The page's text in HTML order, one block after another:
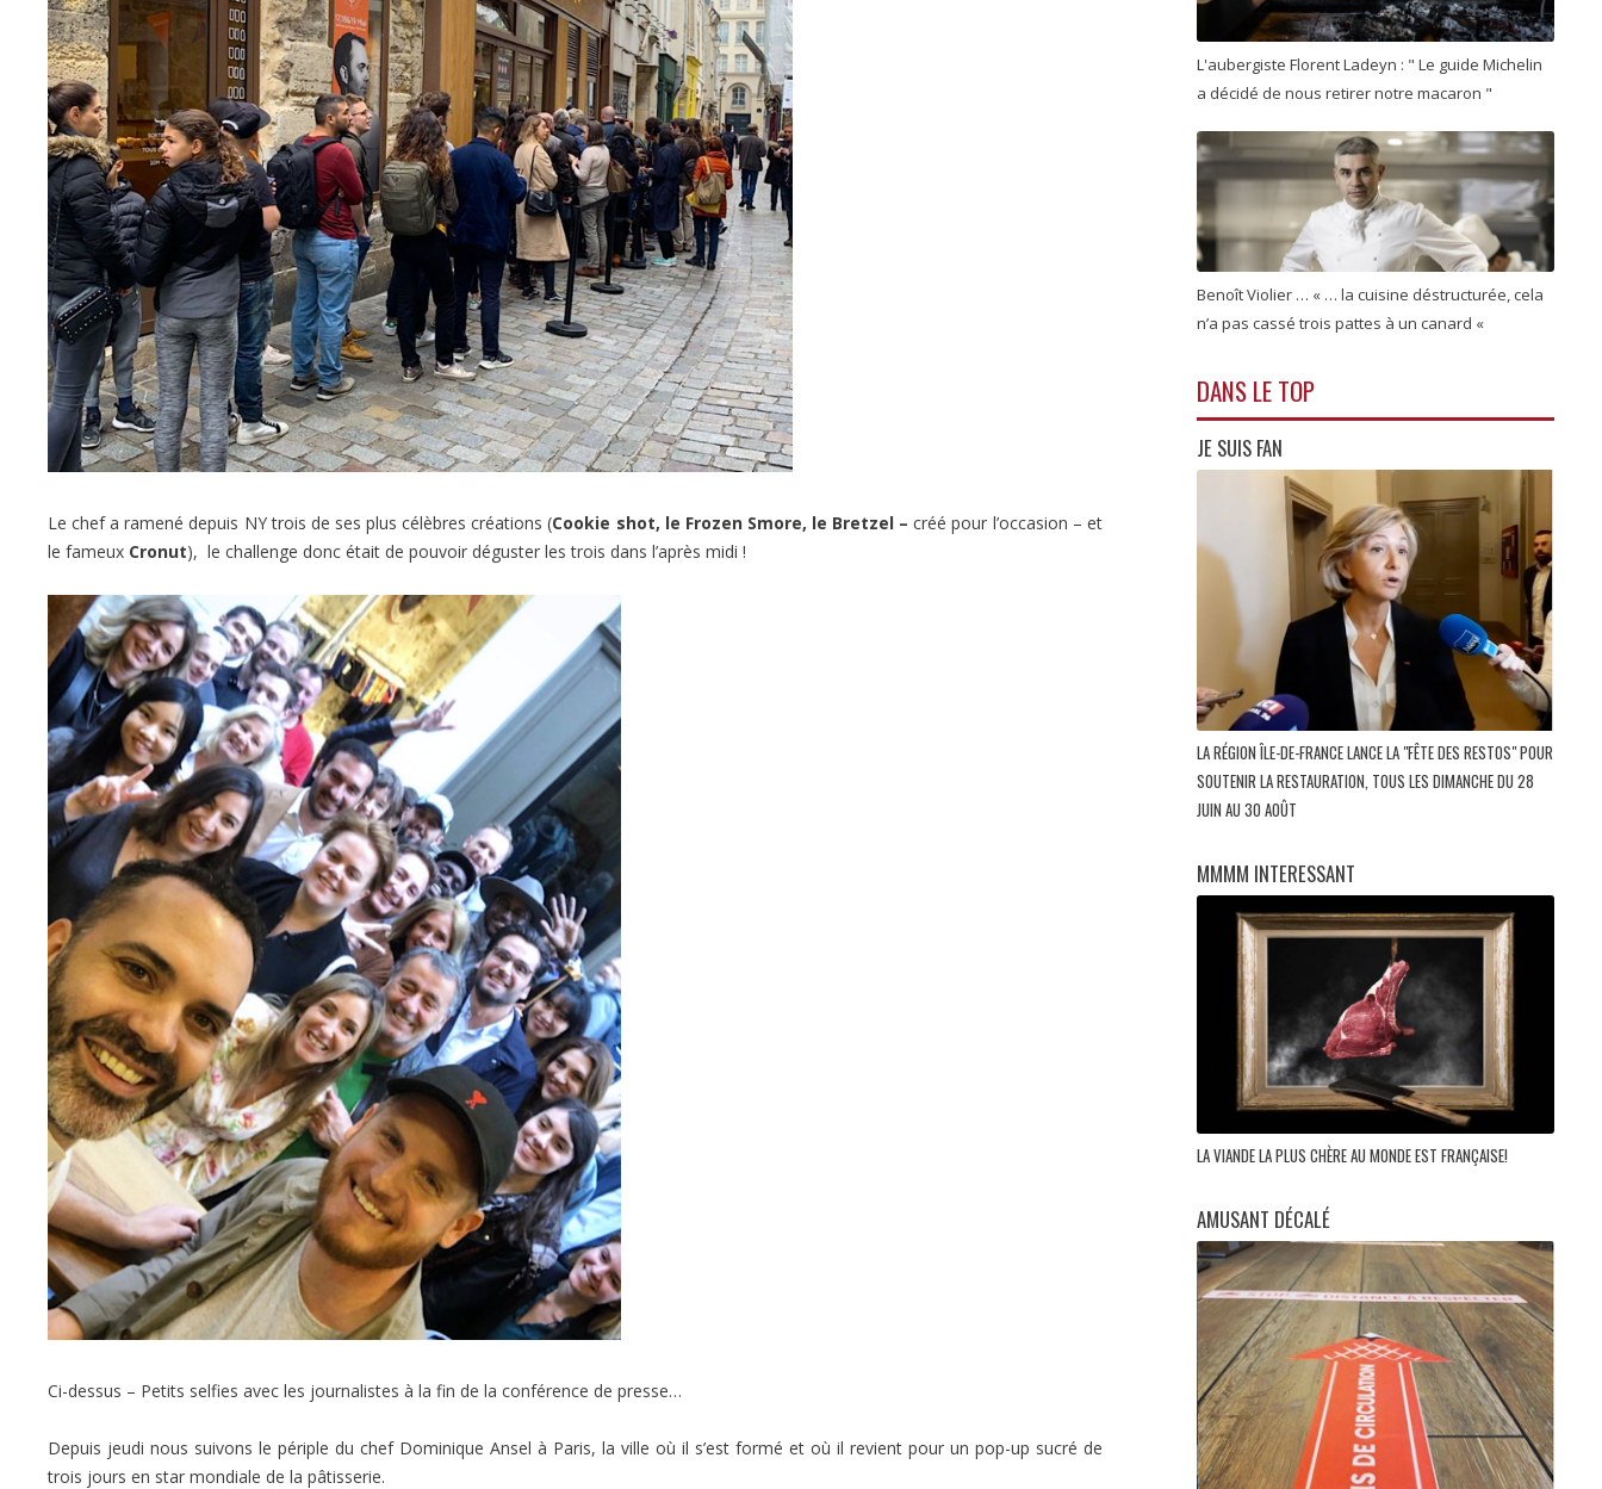
Le chef a ramené depuis NY trois de ses plus célèbres créations (Cookie shot, le Frozen Smore, le Bretzel –créé pour l’occasion – et
le fameux Cronut), le challenge donc était de pouvoir déguster les trois dans l’après midi !
Ci-dessus – Petits selfies avec les journalistes à la fin de la conférence de presse…
Depuis jeudi nous suivons le périple du chef Dominique Ansel à Paris, la ville où il s’est formé et où il revient pour un pop-up sucré de
trois jours en star mondiale de la pâtisserie.
L'aubergiste Florent Ladeyn : " Le guide Michelin
a décidé de nous retirer notre macaron "
Benoît Violier … « … la cuisine déstructurée, cela
n’a pas cassé trois pattes à un canard «
DANS LE TOP
JE SUIS FAN
LA RÉGION ÎLE-DE-FRANCE LANCE LA "FÊTE DES RESTOS" POUR
SOUTENIR LA RESTAURATION, TOUS LES DIMANCHE DU 28
JUIN AU 30 AOÛT
MMMM INTERESSANT
LA VIANDE LA PLUS CHÈRE AU MONDE EST FRANÇAISE!
AMUSANT DÉCALÉ